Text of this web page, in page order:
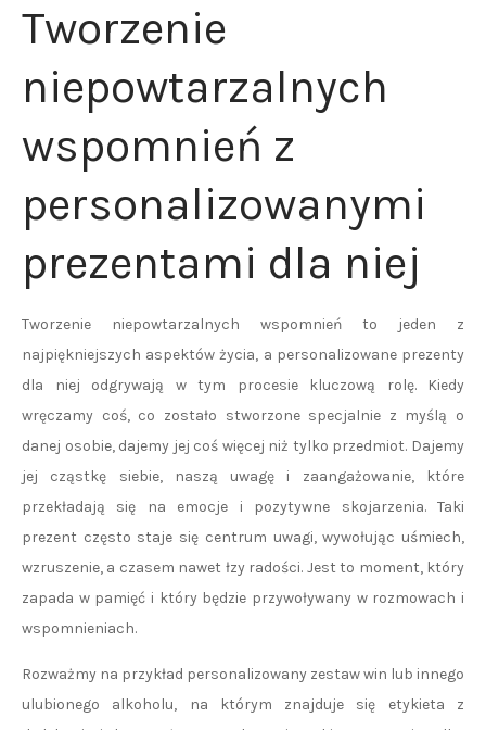
Tworzenie
niepowtarzalnych
wspomnień z
personalizowanymi
prezentami dla niej
Tworzenie niepowtarzalnych wspomnień to jeden z
najpiękniejszych aspektów życia, a personalizowane prezenty
dla niej odgrywają w tym procesie kluczową rolę. Kiedy
wręczamy coś, co zostało stworzone specjalnie z myślą o
danej osobie, dajemy jej coś więcej niż tylko przedmiot. Dajemy
jej cząstkę siebie, naszą uwagę i zaangażowanie, które
przekładają się na emocje i pozytywne skojarzenia. Taki
prezent często staje się centrum uwagi, wywołując uśmiech,
wzruszenie, a czasem nawet łzy radości. Jest to moment, który
zapada w pamięć i który będzie przywoływany w rozmowach i
wspomnieniach.
Rozważmy na przykład personalizowany zestaw win lub innego
ulubionego alkoholu, na którym znajduje się etykieta z